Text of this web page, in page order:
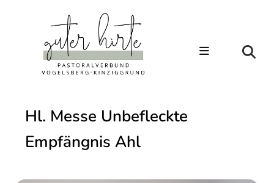
Hl. Messe Unbefleckte
Empfängnis Ahl